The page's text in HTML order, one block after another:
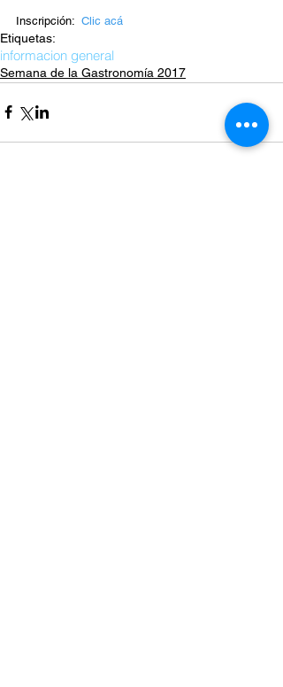
Inscripción: Clic acá
Etiquetas:
informacion general
Semana de la Gastronomía 2017